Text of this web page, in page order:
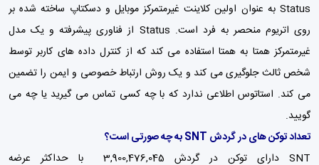
Status به عنوان اولین کلاینت غیرمتمرکز موبایل و دسکتاپ ساخته شده بر
روی اتریوم منحصر به فرد است. Status از فناوری پیشرفته و یک مدل
غیرمتمرکز همتا به همتا استفاده می کند که از کنترل داده های کاربر توسط
شخص ثالث جلوگیری می کند و یک روش ارتباط خصوصی و ایمن را تضمین
می کند. استاتوس اطلاعی ندارد که با چه کسی تماس می گیرید یا چه می
گویید.
تعداد توکن های در گردش SNT به چه صورتی است؟
SNT دارای توکن در گردش 3,900,476,045 با حداکثر عرضه